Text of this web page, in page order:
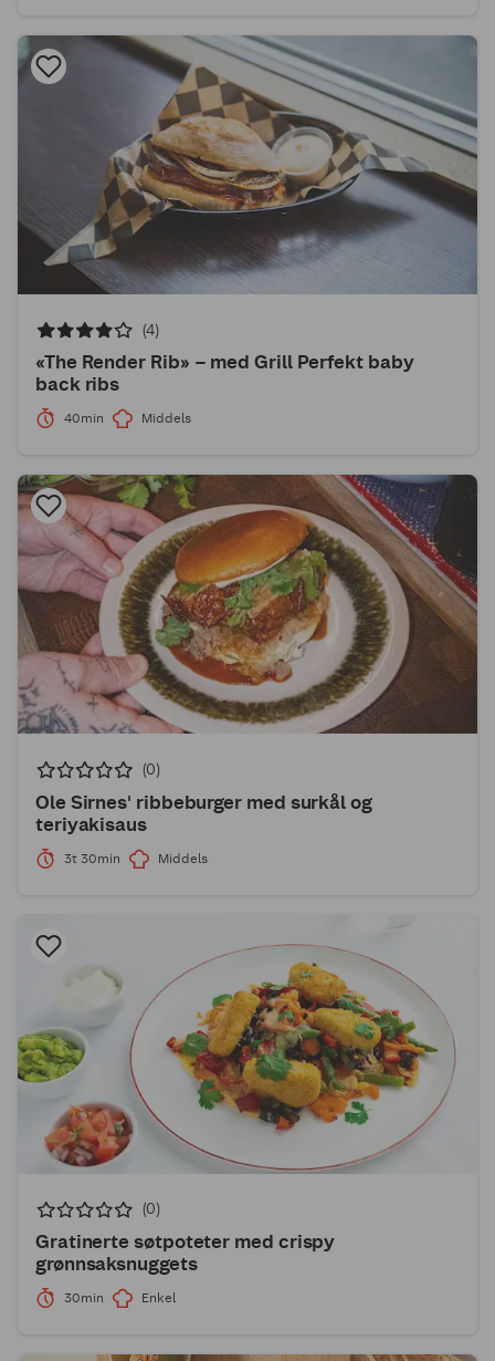
(4)
«The Render Rib» – med Grill Perfekt baby
back ribs
40min Middels
(0)
Ole Sirnes' ribbeburger med surkål og
teriyakisaus
3t 30min Middels
(0)
Gratinerte søtpoteter med crispy
grønnsaksnuggets
30min Enkel